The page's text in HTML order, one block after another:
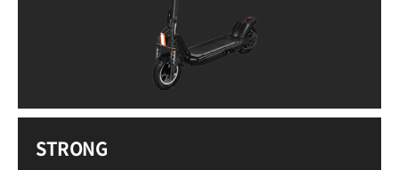
STRONG